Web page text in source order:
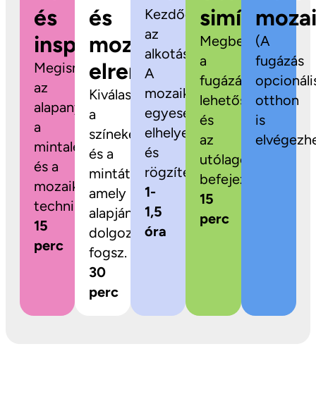
és
inspiráció
Megismerkedsz
az
alapanyagokkal,
a
mintalehetőségekkel
és a
mozaikozás
technikájával.
15
perc
és
mozaikok
elrendezése
Kiválaszthatod
a
színeket
és a
mintát,
amely
alapján
dolgozni
fogsz.
30
perc
Kezdődhet
az
alkotás!
A
mozaikdarabokat
egyesével
elhelyezed
és
rögzíted.
1-
1,5
óra
simítások
Megbeszéljük
a
fugázási
lehetőségeket
és
az
utólagos
befejezést.
15
perc
(A
fugázás
otthon
is